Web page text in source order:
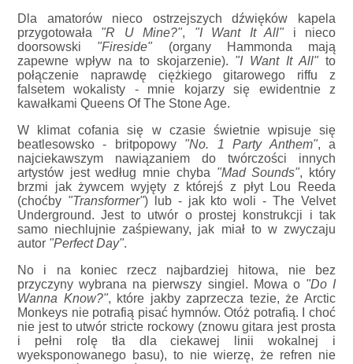
Dla amatorów nieco ostrzejszych dźwięków kapela
przygotowała "R U Mine?", "I Want It All"i nieco
doorsowski "Fireside"(organy Hammonda mają
zapewne wpływ na to skojarzenie). "I Want It All"to
połączenie naprawdę ciężkiego gitarowego riffu z
falsetem wokalisty - mnie kojarzy się ewidentnie z
kawałkami Queens Of The Stone Age.
W klimat cofania się w czasie świetnie wpisuje się
beatlesowsko - britpopowy "No. 1 Party Anthem", a
najciekawszym nawiązaniem do twórczości innych
artystów jest według mnie chyba "Mad Sounds", który
brzmi jak żywcem wyjęty z którejś z płyt Lou Reeda
(choćby "Transformer") lub - jak kto woli - The Velvet
Underground. Jest to utwór o prostej konstrukcji i tak
samo niechlujnie zaśpiewany, jak miał to w zwyczaju
autor "Perfect Day".
No i na koniec rzecz najbardziej hitowa, nie bez
przyczyny wybrana na pierwszy singiel. Mowa o "Do I
Wanna Know?", które jakby zaprzecza tezie, że Arctic
Monkeys nie potrafią pisać hymnów. Otóż potrafią. I choć
nie jest to utwór stricte rockowy (znowu gitara jest prosta
i pełni rolę tła dla ciekawej linii wokalnej i
wyeksponowanego basu), to nie wierzę, że refren nie